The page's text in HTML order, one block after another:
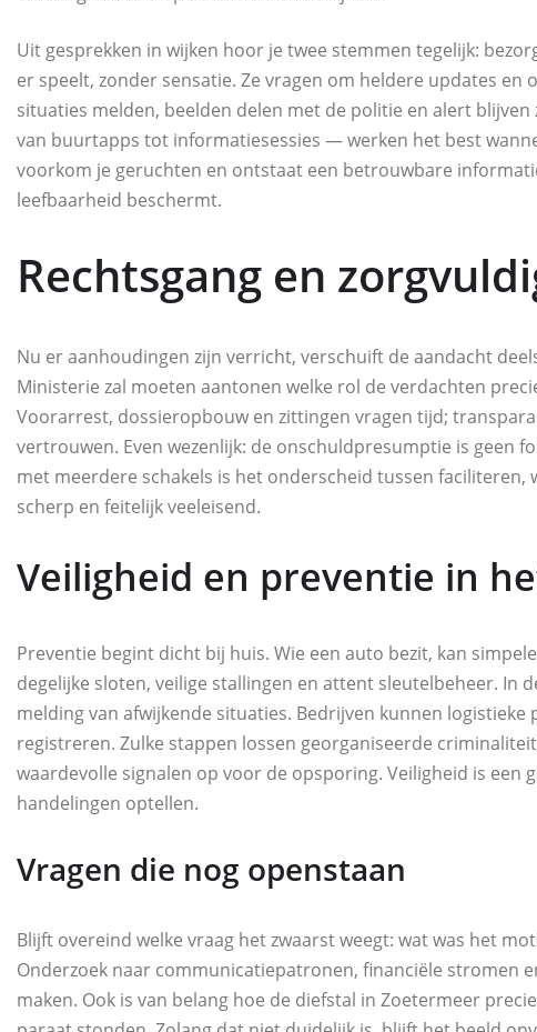
Uit gesprekken in wijken hoor je twee stemmen tegelijk:
er speelt, zonder sensatie. Ze vragen om heldere updates
situaties melden, beelden delen met de politie en alert
van buurtapps tot informatiesessies — werken het best
voorkom je geruchten en ontstaat een betrouwbare
leefbaarheid beschermt.
Rechtsgang en
Nu er aanhoudingen zijn verricht, verschuift de aandacht
Ministerie zal moeten aantonen welke rol de verdachten
Voorarrest, dossieropbouw en zittingen vragen tijd;
vertrouwen. Even wezenlijk: de onschuldpresumptie is geen
met meerdere schakels is het onderscheid tussen
scherp en feitelijk veeleisend.
Veiligheid en preventie in
Preventie begint dicht bij huis. Wie een auto bezit, kan
degelijke sloten, veilige stallingen en attent sleutelbeheer. In
melding van afwijkende situaties. Bedrijven kunnen
registreren. Zulke stappen lossen georganiseerde
waardevolle signalen op voor de opsporing. Veiligheid is een
handelingen optellen.
Vragen die nog openstaan
Blijft overeind welke vraag het zwaarst weegt: wat was het
Onderzoek naar communicatiepatronen, financiële stromen
maken. Ook is van belang hoe de diefstal in Zoetermeer